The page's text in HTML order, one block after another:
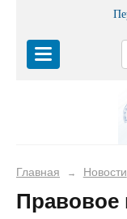
Главная → Новости
Правовое